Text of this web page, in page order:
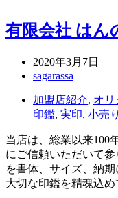
有限会社 はん
2020年3月7日
sagarassa
加盟店紹介, オリ
印鑑, 実印, 小売り
当店は、総業以来100
にご信頼いただいて
を書体、サイズ、納
大切な印鑑を精魂込